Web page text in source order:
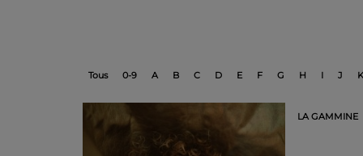
Tous 0-9 A B C D E F G H I J K
LA GAMMINE